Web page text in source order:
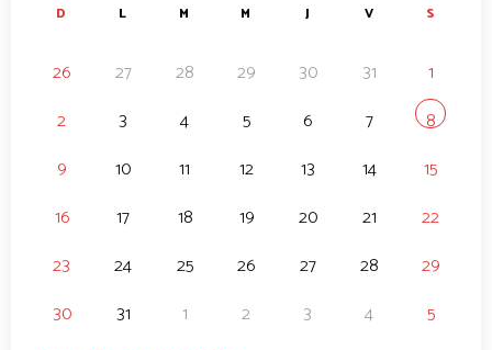
D L M M J V S
26 27 28 29 30 31
1
2
3 4 5 6 7
8
9
10 11 12 13 14
15
16
17 18 19 20 21
22
23
24 25 26 27 28
29
30
31 1 2 3 4 5